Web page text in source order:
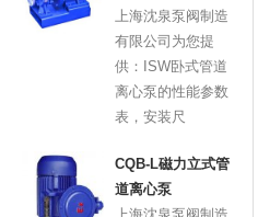
上海沈泉泵阀制造
有限公司为您提
供：ISW卧式管道
离心泵的性能参数
表，安装尺
CQB-L磁力立式管
道离心泵